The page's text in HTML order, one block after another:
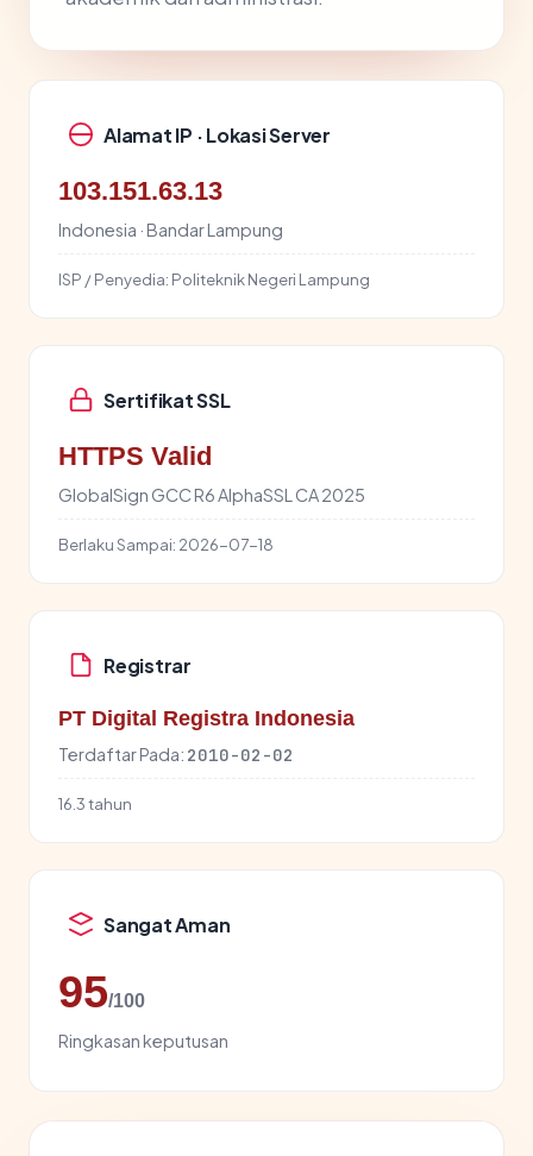
Alamat IP · Lokasi Server
103.151.63.13
Indonesia · Bandar Lampung
ISP / Penyedia: Politeknik Negeri Lampung
Sertifikat SSL
HTTPS Valid
GlobalSign GCC R6 AlphaSSL CA 2025
Berlaku Sampai: 2026-07-18
Registrar
PT Digital Registra Indonesia
Terdaftar Pada: 2010-02-02
16.3 tahun
Sangat Aman
95/100
Ringkasan keputusan